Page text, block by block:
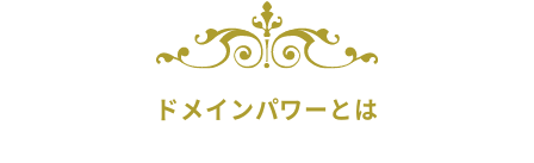
ドメインパワーとは